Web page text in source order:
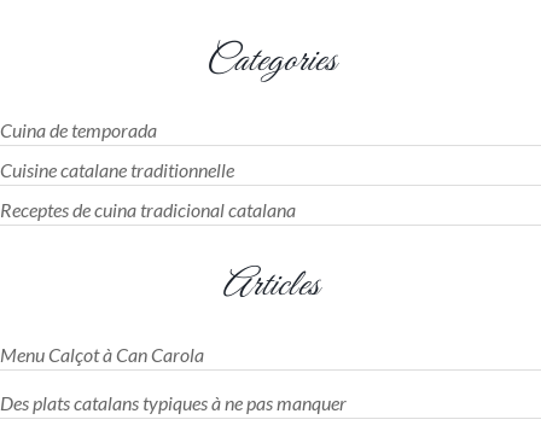
Categories
Cuina de temporada
Cuisine catalane traditionnelle
Receptes de cuina tradicional catalana
Articles
Menu Calçot à Can Carola
Des plats catalans typiques à ne pas manquer